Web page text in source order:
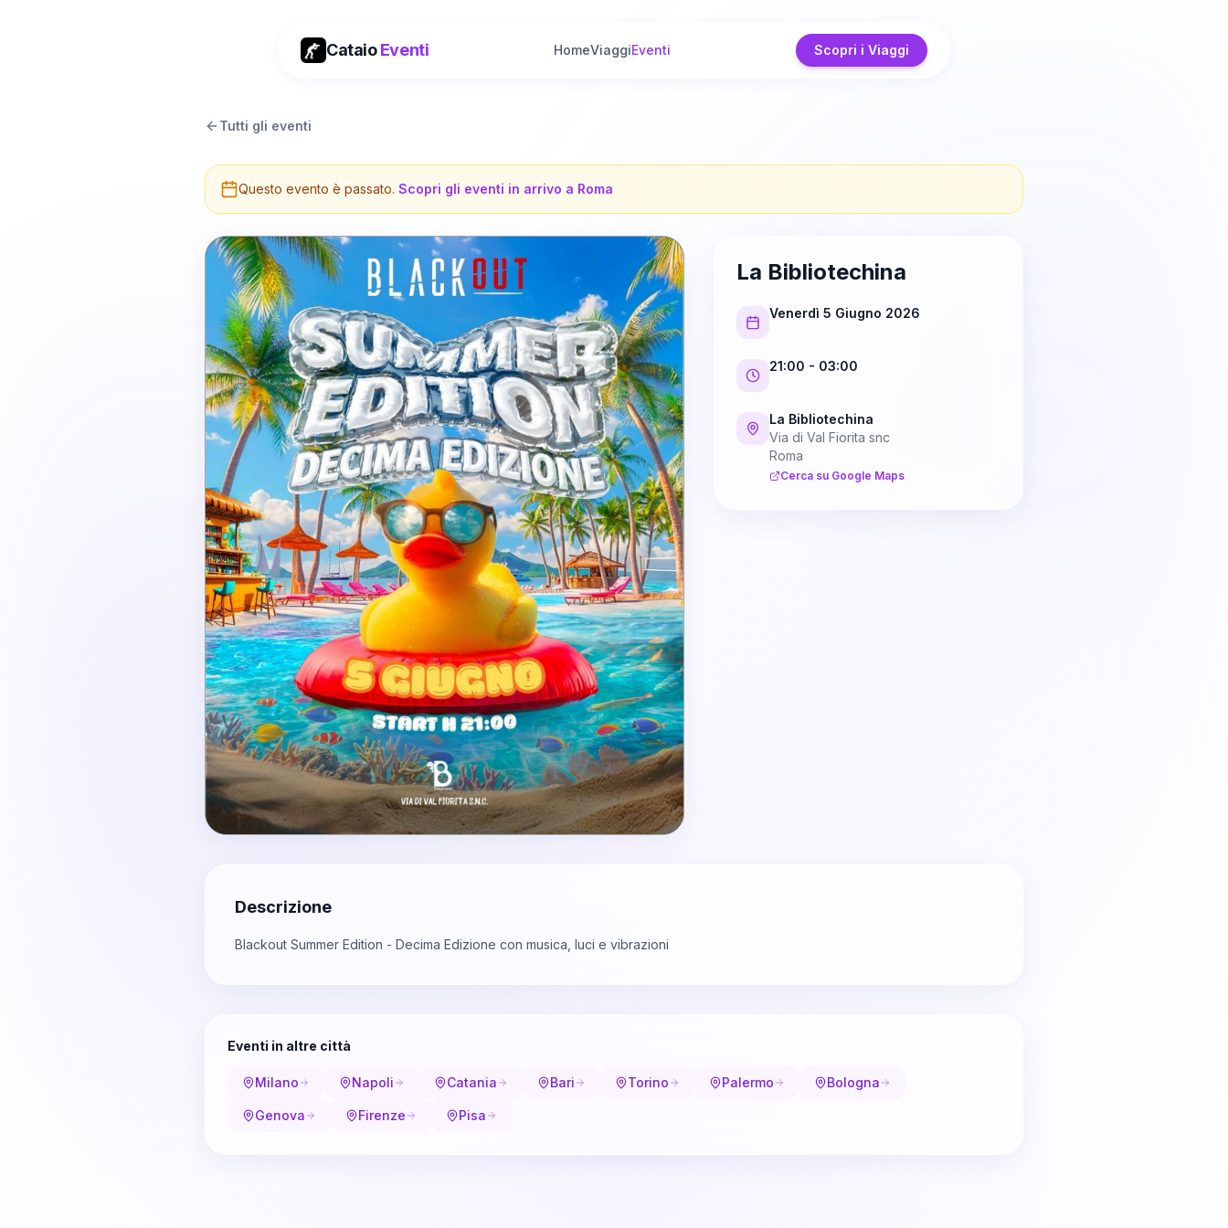
CataioEventi HomeViaggiEventi Scopri i Viaggi
Tutti gli eventi
Questo evento è passato. Scopri gli eventi in arrivo a Roma
La Bibliotechina
Venerdì 5 Giugno 2026
21:00 - 03:00
La Bibliotechina
Via di Val Fiorita snc
Roma
Cerca su Google Maps
Descrizione
Blackout Summer Edition - Decima Edizione con musica, luci e vibrazioni
Eventi in altre città
Milano Napoli Catania Bari Torino Palermo Bologna
Genova Firenze Pisa